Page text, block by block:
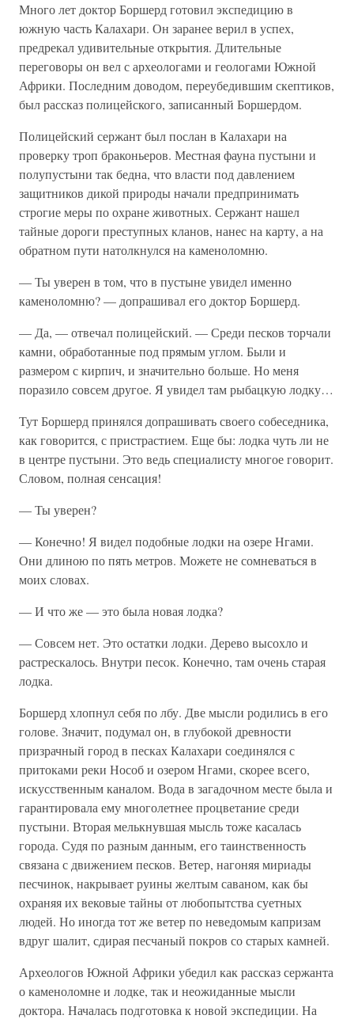
Много лет доктор Боршерд готовил экспедицию в
южную часть Калахари. Он заранее верил в успех,
предрекал удивительные открытия. Длительные
переговоры он вел с археологами и геологами Южной
Африки. Последним доводом, переубедившим скептиков,
был рассказ полицейского, записанный Боршердом.
Полицейский сержант был послан в Калахари на
проверку троп браконьеров. Местная фауна пустыни и
полупустыни так бедна, что власти под давлением
защитников дикой природы начали предпринимать
строгие меры по охране животных. Сержант нашел
тайные дороги преступных кланов, нанес на карту, а на
обратном пути натолкнулся на каменоломню.
— Ты уверен в том, что в пустыне увидел именно
каменоломню? — допрашивал его доктор Боршерд.
— Да, — отвечал полицейский. — Среди песков торчали
камни, обработанные под прямым углом. Были и
размером с кирпич, и значительно больше. Но меня
поразило совсем другое. Я увидел там рыбацкую лодку…
Тут Боршерд принялся допрашивать своего собеседника,
как говорится, с пристрастием. Еще бы: лодка чуть ли не
в центре пустыни. Это ведь специалисту многое говорит.
Словом, полная сенсация!
— Ты уверен?
— Конечно! Я видел подобные лодки на озере Нгами.
Они длиною по пять метров. Можете не сомневаться в
моих словах.
— И что же — это была новая лодка?
— Совсем нет. Это остатки лодки. Дерево высохло и
растрескалось. Внутри песок. Конечно, там очень старая
лодка.
Боршерд хлопнул себя по лбу. Две мысли родились в его
голове. Значит, подумал он, в глубокой древности
призрачный город в песках Калахари соединялся с
притоками реки Нособ и озером Нгами, скорее всего,
искусственным каналом. Вода в загадочном месте была и
гарантировала ему многолетнее процветание среди
пустыни. Вторая мелькнувшая мысль тоже касалась
города. Судя по разным данным, его таинственность
связана с движением песков. Ветер, нагоняя мириады
песчинок, накрывает руины желтым саваном, как бы
охраняя их вековые тайны от любопытства суетных
людей. Но иногда тот же ветер по неведомым капризам
вдруг шалит, сдирая песчаный покров со старых камней.
Археологов Южной Африки убедил как рассказ сержанта
о каменоломне и лодке, так и неожиданные мысли
доктора. Началась подготовка к новой экспедиции. На